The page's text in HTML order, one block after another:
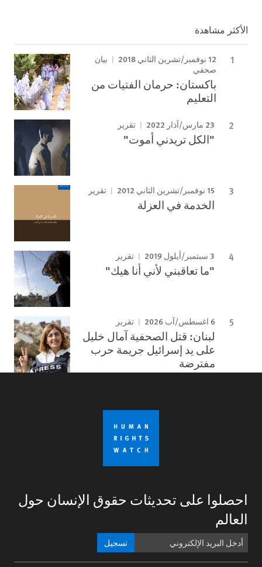
الأكثر مشاهدة
12 نوفمبر/تشرين الثاني 2018
بيان
صحفي
باكستان: حرمان الفتيات من
التعليم
23 مارس/آذار 2022 تقرير
"الكل تريدني أموت"
15 نوفمبر/تشرين الثاني 2012 تقرير
الخدمة في العزلة
3 سبتمبر/أيلول 2019 تقرير
"ما تعاقبني لأني أنا هيك"
6 اغسطس/آب 2026 تقرير
لبنان: قتل الصحفية آمال خليل
على يد إسرائيل جريمة حرب
مفترضة
احصلوا على تحديثات حقوق الإنسان حول
العالم
تسجيل